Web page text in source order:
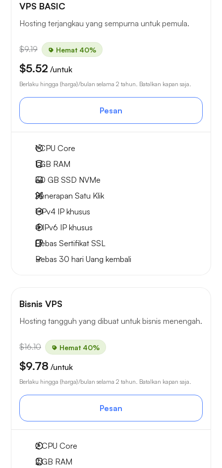
VPS BASIC
Hosting terjangkau yang sempurna untuk pemula.
$9.19 Hemat 40%
$5.52 /untuk
Berlaku hingga {harga}/bulan selama 2 tahun. Batalkan kapan saja.
Pesan
1CPU Core
1 GB RAM
30 GB SSD NVMe
Penerapan Satu Klik
1 IPv4 IP khusus
4 IPv6 IP khusus
Bebas Sertifikat SSL
Bebas 30 hari Uang kembali
Bisnis VPS
Hosting tangguh yang dibuat untuk bisnis menengah.
$16.10 Hemat 40%
$9.78 /untuk
Berlaku hingga {harga}/bulan selama 2 tahun. Batalkan kapan saja.
Pesan
2CPU Core
2 GB RAM